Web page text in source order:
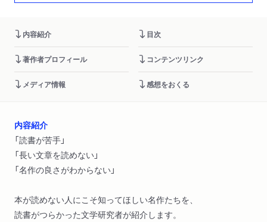
内容紹介 目次
著作者プロフィール コンテンツリンク
メディア情報 感想をおくる
内容紹介
「読書が苦手」
「長い文章を読めない」
「名作の良さがわからない」
本が読めない人にこそ知ってほしい名作たちを、
読書がつらかった文学研究者が紹介します。